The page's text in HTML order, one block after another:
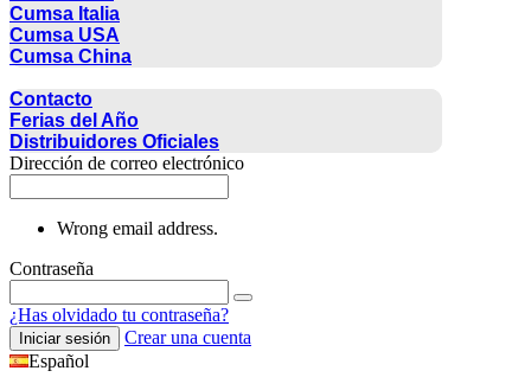
Cumsa Italia
Cumsa USA
Cumsa China
Contacto
Ferias del Año
Distribuidores Oficiales
Dirección de correo electrónico
Wrong email address.
Contraseña
¿Has olvidado tu contraseña?
Iniciar sesión
Crear una cuenta
Español